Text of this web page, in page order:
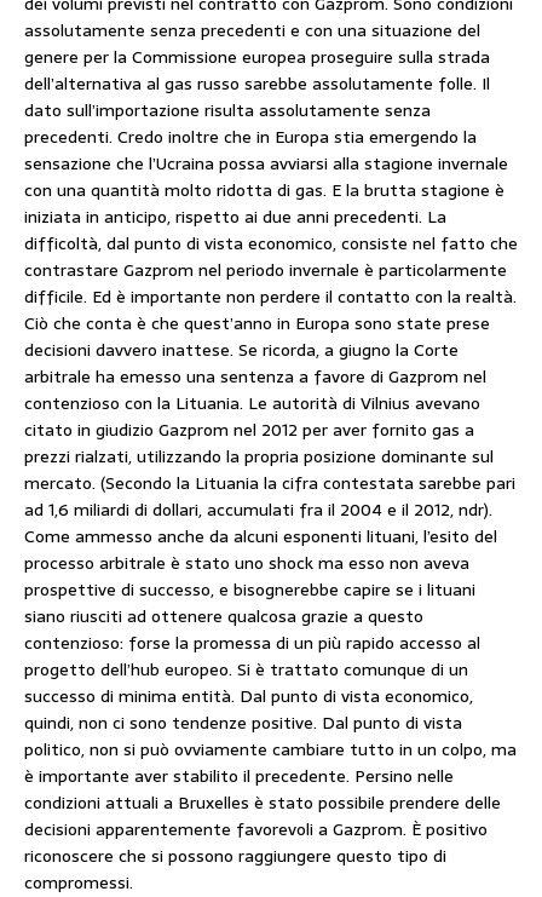
assolutamente senza precedenti e con una situazione del
genere per la Commissione europea proseguire sulla strada
dell’alternativa al gas russo sarebbe assolutamente folle. Il
dato sull’importazione risulta assolutamente senza
precedenti. Credo inoltre che in Europa stia emergendo la
sensazione che l’Ucraina possa avviarsi alla stagione invernale
con una quantità molto ridotta di gas. E la brutta stagione è
iniziata in anticipo, rispetto ai due anni precedenti. La
difficoltà, dal punto di vista economico, consiste nel fatto che
contrastare Gazprom nel periodo invernale è particolarmente
difficile. Ed è importante non perdere il contatto con la realtà.
Ciò che conta è che quest’anno in Europa sono state prese
decisioni davvero inattese. Se ricorda, a giugno la Corte
arbitrale ha emesso una sentenza a favore di Gazprom nel
contenzioso con la Lituania. Le autorità di Vilnius avevano
citato in giudizio Gazprom nel 2012 per aver fornito gas a
prezzi rialzati, utilizzando la propria posizione dominante sul
mercato. (Secondo la Lituania la cifra contestata sarebbe pari
ad 1,6 miliardi di dollari, accumulati fra il 2004 e il 2012, ndr).
Come ammesso anche da alcuni esponenti lituani, l’esito del
processo arbitrale è stato uno shock ma esso non aveva
prospettive di successo, e bisognerebbe capire se i lituani
siano riusciti ad ottenere qualcosa grazie a questo
contenzioso: forse la promessa di un più rapido accesso al
progetto dell’hub europeo. Si è trattato comunque di un
successo di minima entità. Dal punto di vista economico,
quindi, non ci sono tendenze positive. Dal punto di vista
politico, non si può ovviamente cambiare tutto in un colpo, ma
è importante aver stabilito il precedente. Persino nelle
condizioni attuali a Bruxelles è stato possibile prendere delle
decisioni apparentemente favorevoli a Gazprom. È positivo
riconoscere che si possono raggiungere questo tipo di
compromessi.